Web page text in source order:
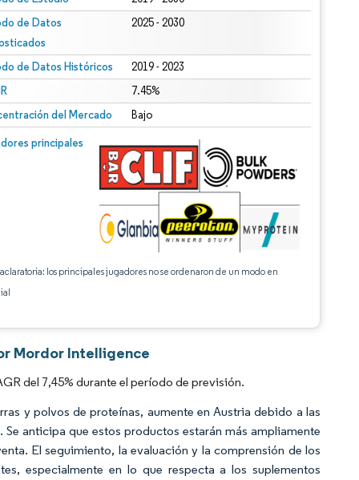
de Datos
2025 - 2030
de Datos Históricos 2019 - 2023
7.45%
del Mercado Bajo
principales
los principales jugadores no se ordenaron de un modo en
Mordor Intelligence
del 7,45% durante el período de previsión.
y polvos de proteínas, aumente en Austria debido a las
anticipa que estos productos estarán más ampliamente
El seguimiento, la evaluación y la comprensión de los
especialmente en lo que respecta a los suplementos